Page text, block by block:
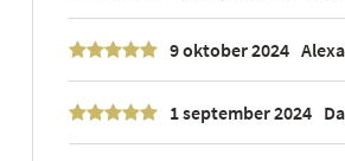
9 oktober 2024
1 september 2024